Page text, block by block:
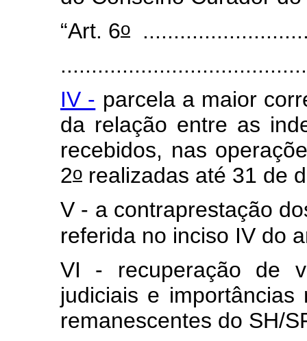
“Art. 6o
IV - parcela a maior
da relação entre as
recebidos, nas
2o realizadas até 31 de
V - a contraprestação
referida no inciso IV do
VI - recuperação de
judiciais e
remanescentes do SH/